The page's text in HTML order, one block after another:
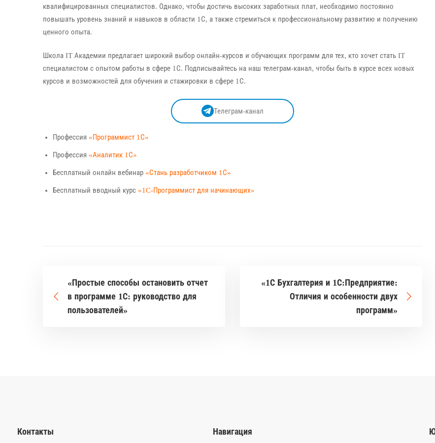
квалифицированных специалистов. Однако, чтобы достичь высоких заработных плат, необходимо постоянно
повышать уровень знаний и навыков в области 1С, а также стремиться к профессиональному развитию и получению
ценного опыта.
Школа IT Академии предлагает широкий выбор онлайн-курсов и обучающих программ для тех, кто хочет стать IT
специалистом с опытом работы в сфере 1С. Подписывайтесь на наш телеграм-канал, чтобы быть в курсе всех новых
курсов и возможностей для обучения и стажировки в сфере 1С.
Телеграм-канал
Профессия «Программист 1С»
Профессия «Аналитик 1С»
Бесплатный онлайн вебинар «Стань разработчиком 1С»
Бесплатный вводный курс «1C-Программист для начинающих»
«Простые способы остановить отчет
в программе 1С: руководство для
пользователей»
«1С Бухгалтерия и 1С:Предприятие:
Отличия и особенности двух
программ»
Контакты Навигация